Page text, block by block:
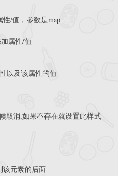
/值，参数是map
属性/值
以及该属性的值
取消,如果不存在就设置此样式
该元素的后面